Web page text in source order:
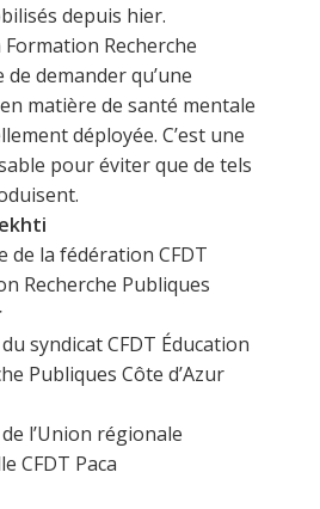
depuis hier.
Formation Recherche
demander qu’une
matière de santé mentale
déployée. C’est une
pour éviter que de tels
de la fédération CFDT
Recherche Publiques
syndicat CFDT Éducation
Publiques Côte d’Azur
l’Union régionale
CFDT Paca